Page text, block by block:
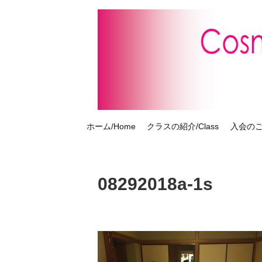
ホーム/Home クラスの紹介/Class 入会の
08292018a-1s